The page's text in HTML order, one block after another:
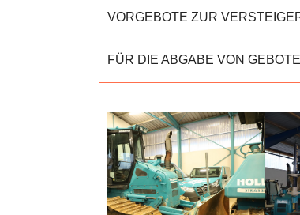
VORGEBOTE ZUR
FÜR DIE ABGABE VON